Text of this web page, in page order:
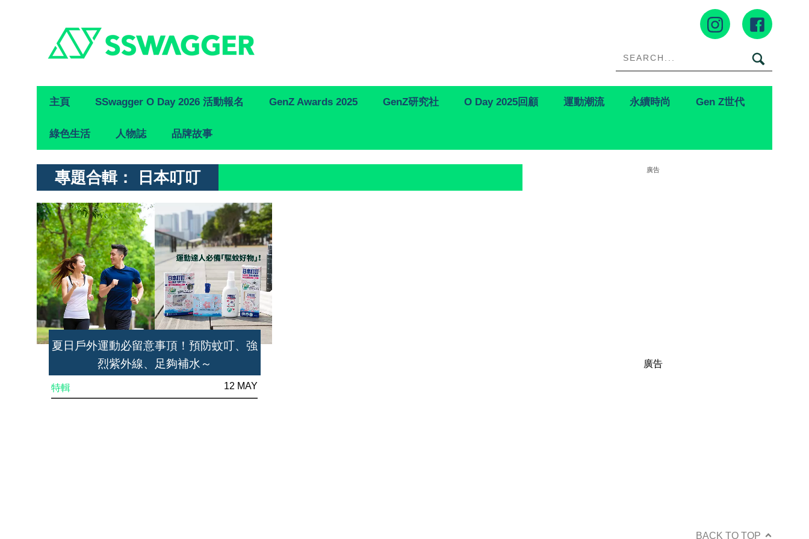
Primary
Navigation
主頁 SSwagger O Day 2026 活動報名 GenZ Awards 2025 GenZ研究社 O Day 2025回顧 運動潮流 永續時尚 Gen Z世代
綠色生活 人物誌 品牌故事
專題合輯： 日本叮叮
夏日戶外運動必留意事頂！預防蚊叮、強
烈紫外線、足夠補水～
特輯 12 MAY
廣告
廣告
BACK TO TOP